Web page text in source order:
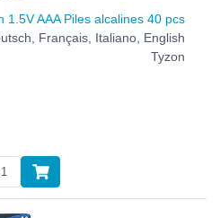
1.5V AAA Piles alcalines 40 pcs
Français, Italiano, English
Tyzon